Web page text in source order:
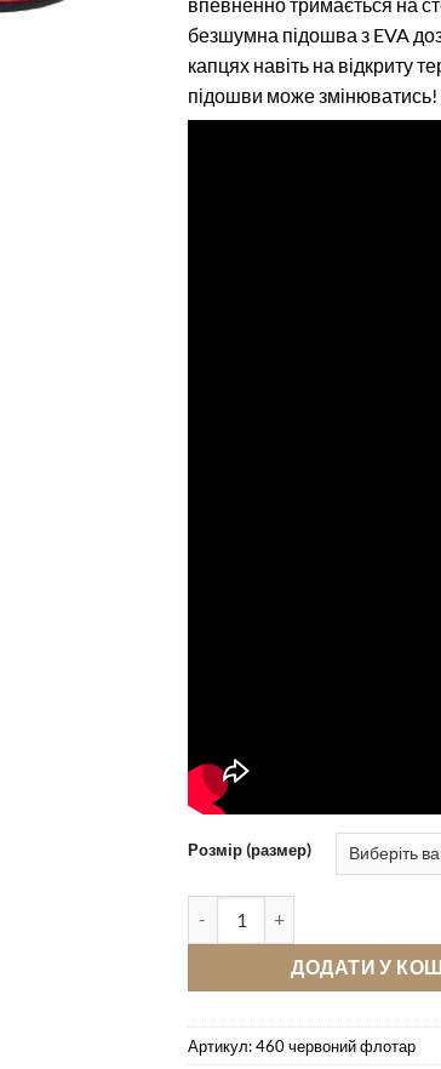
безшумна підошва з EVA
капцях навіть на відкриту
підошви може змінюватись!
Розмір (размер)
ДОДАТИ У
Артикул:460 червоний флотар